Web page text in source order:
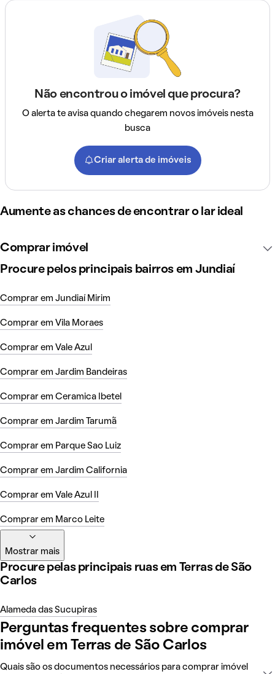
Não encontrou o imóvel que procura?
O alerta te avisa quando chegarem novos imóveis nesta
busca
Criar alerta de imóveis
Aumente as chances de encontrar o lar ideal
Comprar imóvel
Procure pelos principais bairros em Jundiaí
Comprar em Jundiaí Mirim
Comprar em Vila Moraes
Comprar em Vale Azul
Comprar em Jardim Bandeiras
Comprar em Ceramica Ibetel
Comprar em Jardim Tarumã
Comprar em Parque Sao Luiz
Comprar em Jardim California
Comprar em Vale Azul II
Comprar em Marco Leite
Mostrar mais
Procure pelas principais ruas em Terras de São
Carlos
Alameda das Sucupiras
Perguntas frequentes sobre comprar
imóvel em Terras de São Carlos
Quais são os documentos necessários para comprar imóvel